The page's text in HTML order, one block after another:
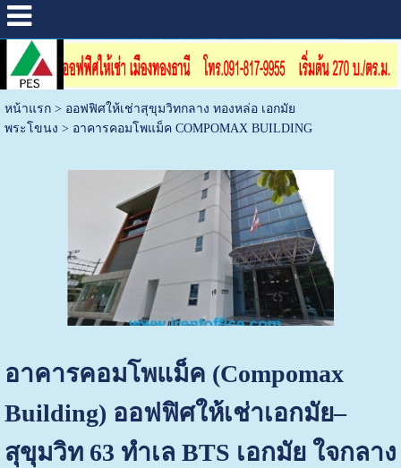
หน้าแรก> ออฟฟิศให้เช่าสุขุมวิทกลาง ทองหล่อ เอกมัย
พระโขนง > อาคารคอมโพแม็ค COMPOMAX BUILDING
อาคารคอมโพแม็ค (Compomax
Building) ออฟฟิศให้เช่าเอกมัย–
สุขุมวิท 63 ทำเล BTS เอกมัย ใจกลาง